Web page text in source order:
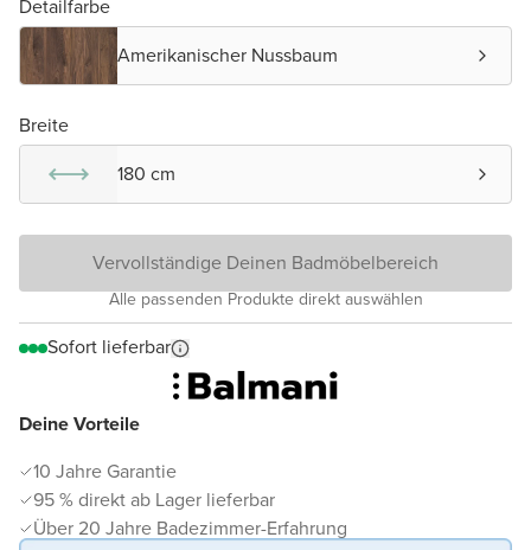
Deine Vorteile
10 Jahre Garantie
95 % direkt ab Lager lieferbar
Über 20 Jahre Badezimmer-Erfahrung
Detailfarbe
Amerikanischer Nussbaum
Breite
180 cm
Vervollständige Deinen Badmöbelbereich
Alle passenden Produkte direkt auswählen
Sofort lieferbar